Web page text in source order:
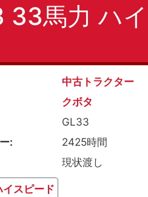
馬力 ハ
中古トラクター
クボタ
GL33
2425時間
現状渡し
イスピード